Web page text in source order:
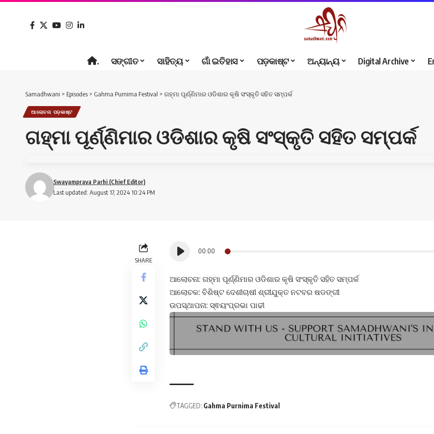
. ସଙ୍ଗୀତ ସାହିତ୍ୟ ଗାଁ ଇତିହାସ ପଡ଼କାଷ୍ଟ ଅନ୍ୟାନ୍ୟ Digital Archive
Samadhwani > Episodes > Gahma Purnima Festival > ଗହ୍ମା ପୂର୍ଣ୍ଣିମାର ଓଡିଶାର କୃଷି ସଂସ୍କୃତି ସହିତ ସମ୍ପର୍କ
ଆଲୋଚନା ପଡ଼କାଷ୍ଟ
ଗହ୍ମା ପୂର୍ଣ୍ଣିମାର ଓଡିଶାର କୃଷି ସଂସ୍କୃତି ସହିତ ସମ୍ପର୍କ
Last updated: August 17, 2024 10:24 PM
Swayamprava Parhi (Chief Editor)
SHARE
Audio
00:00
ଆଲୋଚନା: ଗହ୍ମା ପୂର୍ଣ୍ଣିମାର ଓଡିଶାର କୃଷି ସଂସ୍କୃତି ସହିତ ସମ୍ପର୍କ
ଆଲୋଚକ: ବିଶିଷ୍ଟ ଦେଶୀଚାଷୀ ଶ୍ରୀଯୁକ୍ତ ନଟବର ଷଡଙ୍ଗୀ
ଉପସ୍ଥାପନା: ସ୍ଵୟଂପ୍ରଭା ପାଢୀ
TAGGED: Gahma Purnima Festival